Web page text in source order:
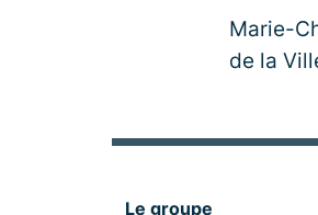
Marie-
de la
Le groupe